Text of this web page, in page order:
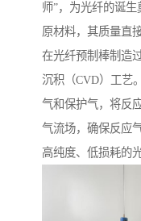
师”，为光纤的诞
原材料，其质量直
在光纤预制棒制造
沉积（CVD）工艺
气和保护气，将反
气流场，确保反应
高纯度、低损耗的